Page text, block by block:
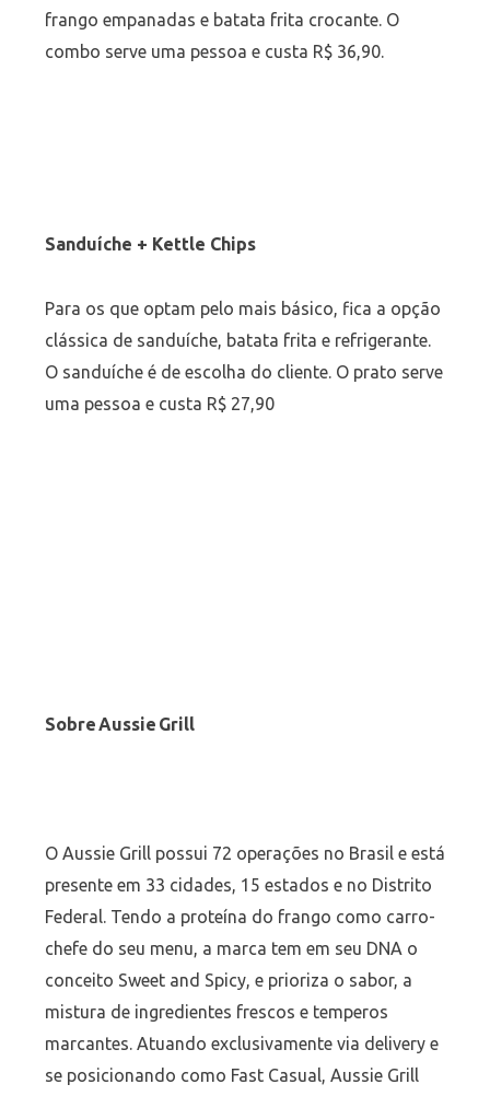
frango empanadas e batata frita crocante. O
combo serve uma pessoa e custa R$ 36,90.
Sanduíche + Kettle Chips
Para os que optam pelo mais básico, fica a opção
clássica de sanduíche, batata frita e refrigerante.
O sanduíche é de escolha do cliente. O prato serve
uma pessoa e custa R$ 27,90
Sobre Aussie Grill
O Aussie Grill possui 72 operações no Brasil e está
presente em 33 cidades, 15 estados e no Distrito
Federal. Tendo a proteína do frango como carro-
chefe do seu menu, a marca tem em seu DNA o
conceito Sweet and Spicy, e prioriza o sabor, a
mistura de ingredientes frescos e temperos
marcantes. Atuando exclusivamente via delivery e
se posicionando como Fast Casual, Aussie Grill